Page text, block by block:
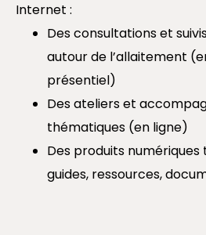
Internet :
Des consultations et
autour de l’allaitement
présentiel)
Des ateliers et
thématiques (en ligne)
Des produits
guides, ressources,